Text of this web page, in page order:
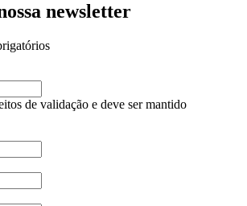
newsletter
de validação e deve ser mantido